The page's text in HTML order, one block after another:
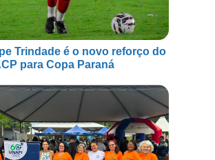
Trindade é o novo reforço do
para Copa Paraná